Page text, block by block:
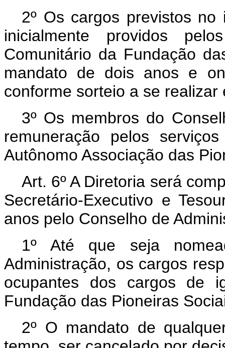
2º Os cargos previstos
inicialmente providos
Comunitário da Fundação
mandato de dois anos e
conforme sorteio a se realizar
3º Os membros do
remuneração pelos
Autônomo Associação das
Art. 6º A Diretoria será
Secretário-Executivo e
anos pelo Conselho de
1º Até que seja
Administração, os cargos
ocupantes dos cargos de
Fundação das Pioneiras
2º O mandato de